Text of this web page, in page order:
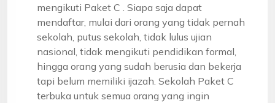
mengikuti Paket C . Siapa saja dapat
mendaftar, mulai dari orang yang tidak pernah
sekolah, putus sekolah, tidak lulus ujian
nasional, tidak mengikuti pendidikan formal,
hingga orang yang sudah berusia dan bekerja
tapi belum memiliki ijazah. Sekolah Paket C
terbuka untuk semua orang yang ingin